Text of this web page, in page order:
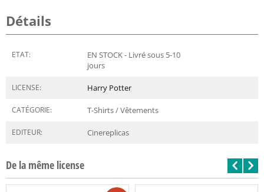
Détails
ETAT:
EN STOCK - Livré sous 5-10
jours
LICENSE: Harry Potter
CATÉGORIE: T-Shirts / Vêtements
EDITEUR: Cinereplicas
De la même license